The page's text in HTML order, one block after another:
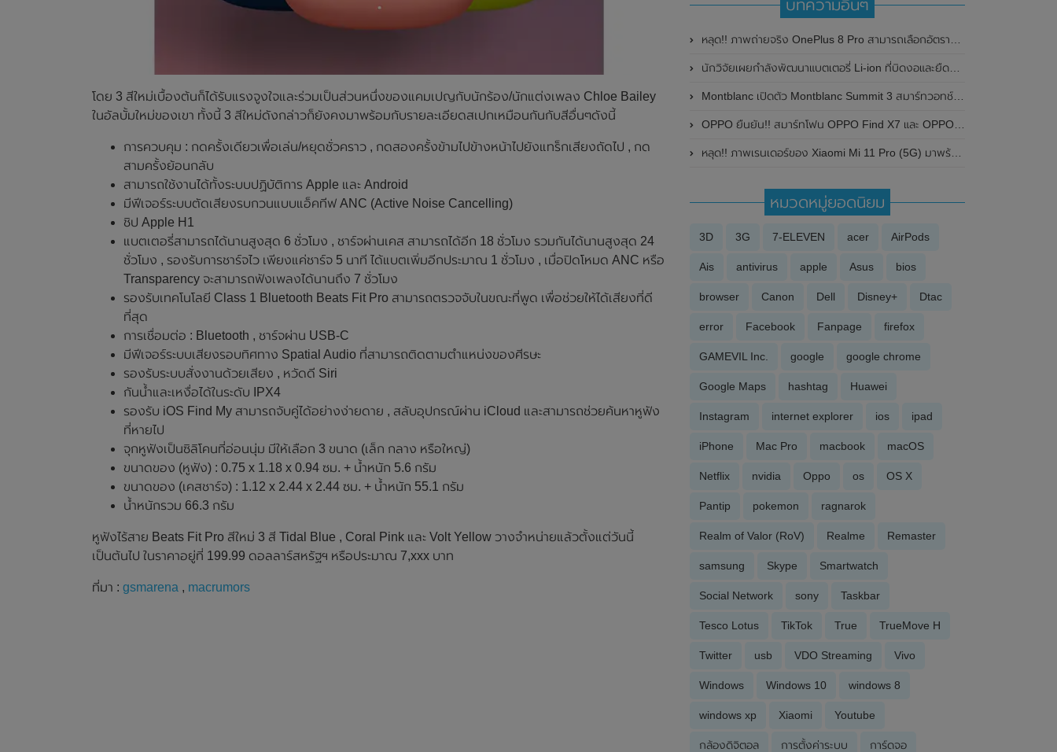
โดย 3 สีใหม่เบื้องต้นก็ได้รับแรงจูงใจและร่วมเป็นส่วนหนึ่งของแคมเปญกับนักร้อง/นักแต่งเพลง Chloe Bailey
ในอัลบั้มใหม่ของเขา ทั้งนี้ 3 สีใหม่ดังกล่าวก็ยังคงมาพร้อมกับรายละเอียดสเปกเหมือนกันกับสีอื่นๆดังนี้
การควบคุม : กดครั้งเดียวเพื่อเล่น/หยุดชั่วคราว , กดสองครั้งข้ามไปข้างหน้าไปยังแทร็กเสียงถัดไป , กด
สามครั้งย้อนกลับ
สามารถใช้งานได้ทั้งระบบปฏิบัติการ Apple และ Android
มีฟีเจอร์ระบบตัดเสียงรบกวนแบบแอ็คทีฟ ANC (Active Noise Cancelling)
ชิป Apple H1
แบตเตอรี่สามารถได้นานสูงสุด 6 ชั่วโมง , ชาร์จผ่านเคส สามารถได้อีก 18 ชั่วโมง รวมกันได้นานสูงสุด 24
ชั่วโมง , รองรับการชาร์จไว เพียงแค่ชาร์จ 5 นาที ได้แบตเพิ่มอีกประมาณ 1 ชั่วโมง , เมื่อปิดโหมด ANC หรือ
Transparency จะสามารถฟังเพลงได้นานถึง 7 ชั่วโมง
รองรับเทคโนโลยี Class 1 Bluetooth Beats Fit Pro สามารถตรวจจับในขณะที่พูด เพื่อช่วยให้ได้เสียงที่ดี
ที่สุด
การเชื่อมต่อ : Bluetooth , ชาร์จผ่าน USB-C
มีฟีเจอร์ระบบเสียงรอบทิศทาง Spatial Audio ที่สามารถติดตามตำแหน่งของศีรษะ
รองรับระบบสั่งงานด้วยเสียง , หวัดดี Siri
กันน้ำและเหงื่อได้ในระดับ IPX4
รองรับ iOS Find My สามารถจับคู่ได้อย่างง่ายดาย , สลับอุปกรณ์ผ่าน iCloud และสามารถช่วยค้นหาหูฟัง
ที่หายไป
จุกหูฟังเป็นซิลิโคนที่อ่อนนุ่ม มีให้เลือก 3 ขนาด (เล็ก กลาง หรือใหญ่)
ขนาดของ (หูฟัง) : 0.75 x 1.18 x 0.94 ซม. + น้ำหนัก 5.6 กรัม
ขนาดของ (เคสชาร์จ) : 1.12 x 2.44 x 2.44 ซม. + น้ำหนัก 55.1 กรัม
น้ำหนักรวม 66.3 กรัม
หูฟังไร้สาย Beats Fit Pro สีใหม่ 3 สี Tidal Blue , Coral Pink และ Volt Yellow วางจำหน่ายแล้วตั้งแต่วันนี้
เป็นต้นไป ในราคาอยู่ที่ 199.99 ดอลลาร์สหรัฐฯ หรือประมาณ 7,xxx บาท
ที่มา : gsmarena , macrumors
บทความอื่นๆ
หลุด!! ภาพถ่ายจริง OnePlus 8 Pro สามารถเลือกอัตรารีการเฟรชเรทเองได้
นักวิจัยเผยกำลังพัฒนาแบตเตอรี่ Li-ion ที่บิดงอและยืดหยุ่นได้
Montblanc เปิดตัว Montblanc Summit 3 สมาร์ทวอทช์เครื่องแรกของแบรนด์ที่ใช้ Wear OS 3 ของ Google
OPPO ยืนยัน!! สมาร์ทโฟน OPPO Find X7 และ OPPO Find X7 Ultra มาพร้อมเซ็นเซอร์กล้อง LYT-900 ของ Sony ขนาด 1 นิ้ว
หลุด!! ภาพเรนเดอร์ของ Xiaomi Mi 11 Pro (5G) มาพร้อมกล้องหลัง 4 ตัว , เลนส์ Periscope รองรับการซูมไกลถึง 120 เท่า คาดอาจเปิดตัวเดือนกุมภาพันธ์ 2021 นี้
หมวดหมู่ยอดนิยม
3D 3G 7-ELEVEN acer AirPods
Ais antivirus apple Asus bios
browser Canon Dell Disney+ Dtac
error Facebook Fanpage firefox
GAMEVIL Inc. google google chrome
Google Maps hashtag Huawei
Instagram internet explorer ios ipad
iPhone Mac Pro macbook macOS
Netflix nvidia Oppo os OS X
Pantip pokemon ragnarok
Realm of Valor (RoV) Realme Remaster
samsung Skype Smartwatch
Social Network sony Taskbar
Tesco Lotus TikTok True TrueMove H
Twitter usb VDO Streaming Vivo
Windows Windows 10 windows 8
windows xp Xiaomi Youtube
กล้องดิจิตอล การตั้งค่าระบบ การ์ดจอ